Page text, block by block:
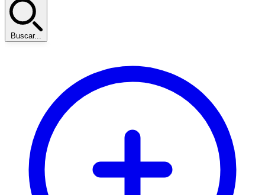
Buscar...